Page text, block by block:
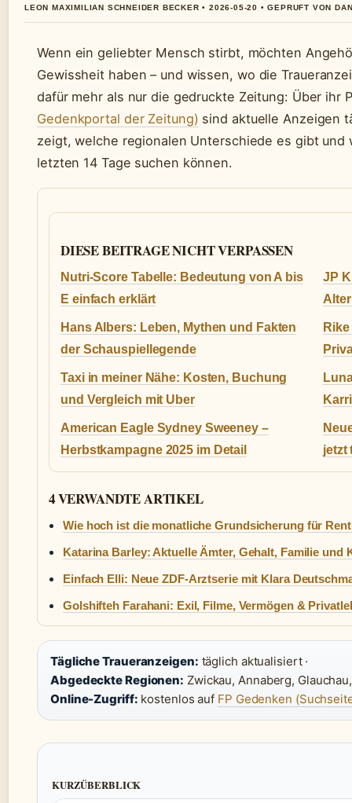
LEON MAXIMILIAN SCHNEIDER BECKER • 2026-05-20 • GEPRUFT VON
Wenn ein geliebter Mensch stirbt, möchten
Gewissheit haben – und wissen, wo die
dafür mehr als nur die gedruckte Zeitung: Über ihr
Gedenkportal der Zeitung) sind aktuelle Anzeigen
zeigt, welche regionalen Unterschiede es gibt und
letzten 14 Tage suchen können.
DIESE BEITRAGE NICHT VERPASSEN
Nutri-Score Tabelle: Bedeutung von A bis
E einfach erklärt
JP
Hans Albers: Leben, Mythen und Fakten
der Schauspiellegende
Taxi in meiner Nähe: Kosten, Buchung
und Vergleich mit Uber
American Eagle Sydney Sweeney –
Herbstkampagne 2025 im Detail
jetzt
4 VERWANDTE ARTIKEL
Wie hoch ist die monatliche Grundsicherung für
Katarina Barley: Aktuelle Ämter, Gehalt, Familie und
Einfach Elli: Neue ZDF-Arztserie mit Klara
Golshifteh Farahani: Exil, Filme, Vermögen &
Tägliche Traueranzeigen: täglich aktualisiert ·
Abgedeckte Regionen: Zwickau, Annaberg,
Online-Zugriff: kostenlos auf FP Gedenken
KURZÜBERBLICK